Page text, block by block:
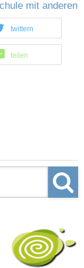
mit anderen
twittern
teilen